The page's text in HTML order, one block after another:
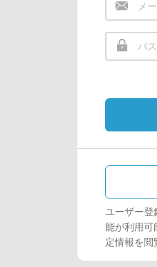
ユーザー登
能が利用可
定情報を閲